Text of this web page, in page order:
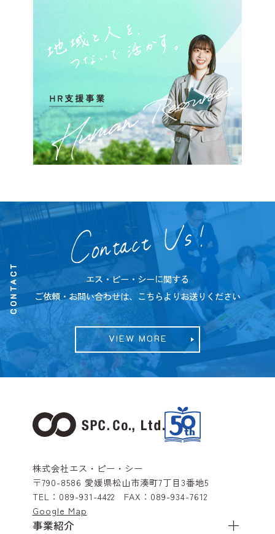
CONTACT
エス・ピー・シーに関する
ご依頼・お問い合わせは、こちらよりお送りください
VIEW MORE
株式会社エス・ピー・シー
〒790-8586 愛媛県松山市湊町7丁目3番地5
TEL： 089-931-4422 FAX： 089-934-7612
Google Map
事業紹介